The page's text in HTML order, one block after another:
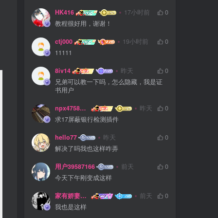
HK416 17小时前
0
教程很好用，谢谢！
ctj000 19小时前
0
11111
8iv14 昨天
0
兄弟可以教一下吗，怎么隐藏，我是证
书用户
npx475805841 昨天
0
求17屏蔽银行检测插件
hello77 昨天
0
解决了吗我也这样咋弄
用户39587166 前天
0
今天下午刚变成这样
家有娇妻扁鹊难医 前天
0
我也是这样